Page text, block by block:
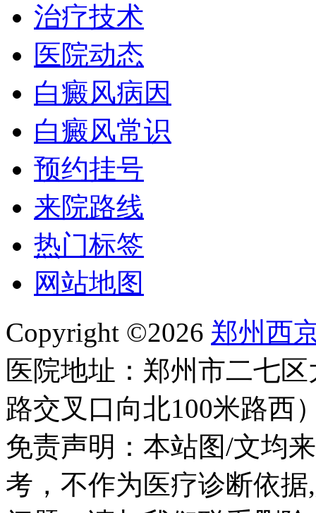
治疗技术
医院动态
白癜风病因
白癜风常识
预约挂号
来院路线
热门标签
网站地图
Copyright ©2026 郑州西
医院地址：郑州市二七
路交叉口向北100米路西
免责声明：本站图/文均
考，不作为医疗诊断依